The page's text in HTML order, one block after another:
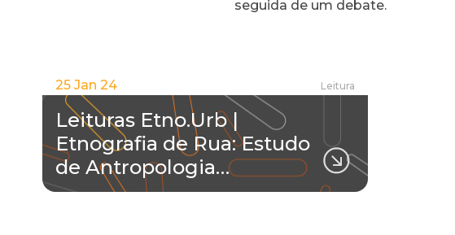
seguida de um debate.
25 Jan 24 Leitura
Leituras Etno.Urb |
Etnografia de Rua: Estudo
de Antropologia…